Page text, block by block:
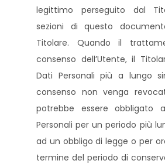
legittimo perseguito dal
sezioni di questo
Titolare. Quando il
consenso dell’Utente, il
Dati Personali più a lungo
consenso non venga
potrebbe essere obbligato
Personali per un periodo più
ad un obbligo di legge o per
termine del periodo di